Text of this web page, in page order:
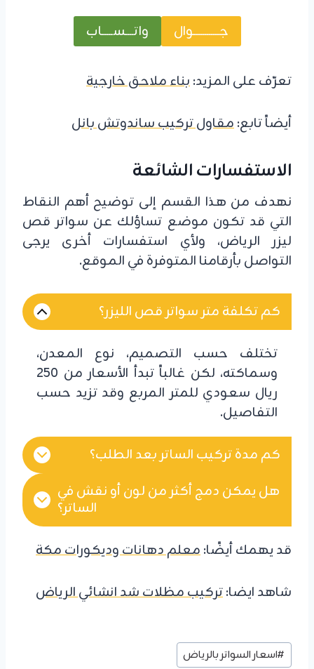
جــــــــــــوال واتــــســـــاب
تعرّف على المزيد:بناء ملاحق خارجية
أيضاً تابع:مقاول تركيب ساندوتش بانل
الاستفسارات الشائعة
نهدف من هذا القسم إلى توضيح أهم النقاط
التي قد تكون موضع تساؤلك عن سواتر قص
ليزر الرياض، ولأي استفسارات أخرى يرجى
التواصل بأرقامنا المتوفرة في الموقع.
كم تكلفة متر سواتر قص الليزر؟
تختلف حسب التصميم، نوع المعدن،
وسماكته، لكن غالباً تبدأ الأسعار من 250
ريال سعودي للمتر المربع وقد تزيد حسب
التفاصيل.
كم مدة تركيب الساتر بعد الطلب؟
هل يمكن دمج أكثر من لون أو نقش في
الساتر؟
قد يهمك أيضًا:معلم دهانات وديكورات مكة
شاهد ايضا:تركيب مظلات شد انشائي الرياض
وسوم
#اسعار السواتر بالرياض